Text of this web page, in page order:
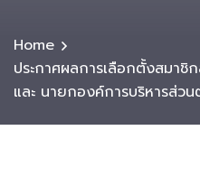
Home
ประกาศผลการเลือกตั้งสมาชิ
และ นายกองค์การบริหารส่ว